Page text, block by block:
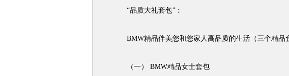
“品质大礼套包”：
BMW精品伴美您和您家人高品质的生活（三个精品
（一） BMW精品女士套包